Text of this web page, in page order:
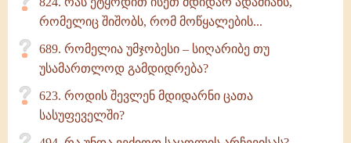
რომელიც შიშობს, რომ მოწყალების...
689. რომელია უმჯობესი – სიღარიბე თუ
უსამართლოდ გამდიდრება?
623. როდის შევლენ მდიდარნი ცათა
სასუფეველში?